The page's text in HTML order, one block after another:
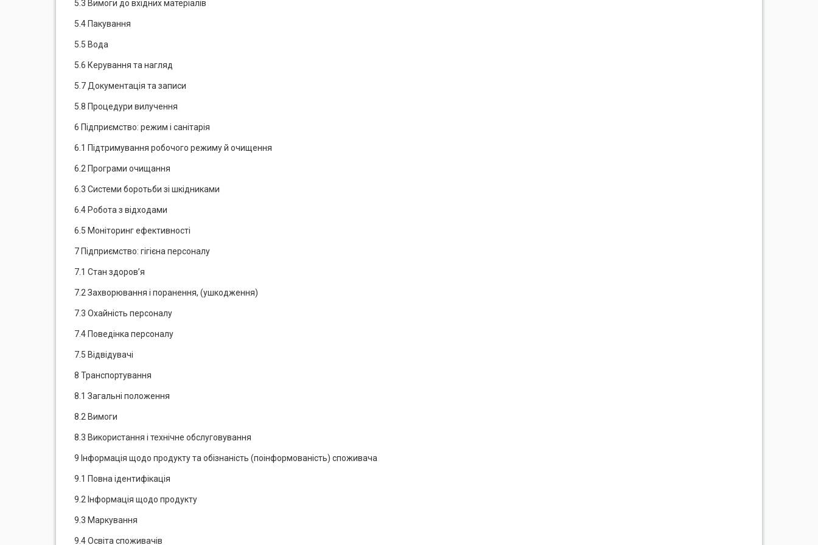
5.3 Вимоги до вхідних матеріалів
5.4 Пакування
5.5 Вода
5.6 Керування та нагляд
5.7 Документація та записи
5.8 Процедури вилучення
6 Підприємство: режим і санітарія
6.1 Підтримування робочого режиму й очищення
6.2 Програми очищання
6.3 Системи боротьби зі шкідниками
6.4 Робота з відходами
6.5 Моніторинг ефективності
7 Підприємство: гігієна персоналу
7.1 Стан здоров’я
7.2 Захворювання і поранення, (ушкодження)
7.3 Охайність персоналу
7.4 Поведінка персоналу
7.5 Відвідувачі
8 Транспортування
8.1 Загальні положення
8.2 Вимоги
8.3 Використання і технічне обслуговування
9 Інформація щодо продукту та обізнаність (поінформованість) споживача
9.1 Повна ідентифікація
9.2 Інформація щодо продукту
9.3 Маркування
9.4 Освіта споживачів